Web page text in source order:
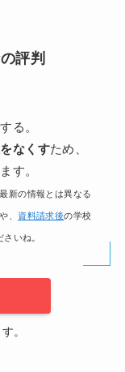
評判
る。
なくすため、
す。
新の情報とは異なる
、 資料請求後の学校
いね。
。